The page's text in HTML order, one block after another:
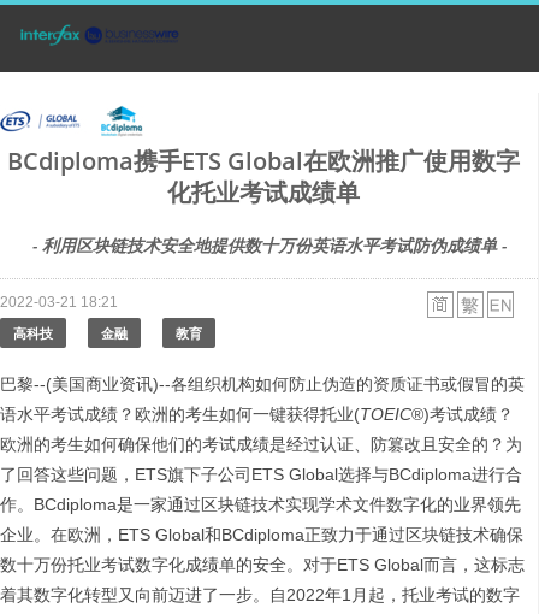
BCdiploma携手ETS Global在欧洲推广使用数字
化托业考试成绩单
- 利用区块链技术安全地提供数十万份英语水平考试防伪成绩单 -
2022-03-21 18:21
高科技 金融 教育
巴黎--(美国商业资讯)--各组织机构如何防止伪造的资质证书或假冒的英
语水平考试成绩？欧洲的考生如何一键获得托业(TOEIC®)考试成绩？
欧洲的考生如何确保他们的考试成绩是经过认证、防篡改且安全的？为
了回答这些问题，ETS旗下子公司ETS Global选择与BCdiploma进行合
作。BCdiploma是一家通过区块链技术实现学术文件数字化的业界领先
企业。在欧洲，ETS Global和BCdiploma正致力于通过区块链技术确保
数十万份托业考试数字化成绩单的安全。对于ETS Global而言，这标志
着其数字化转型又向前迈进了一步。自2022年1月起，托业考试的数字